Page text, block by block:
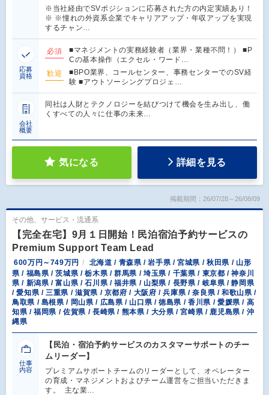
※当社経由でSVポジションに応募された方の内定実績あり！
※ ※憧れの外資系企業でキャリアアップ・年収アップを実現
するチャン…
応募
資格
必須
■マネジメントの実務経験者（業界・業種不問！） ■P
Cの基本操作（エクセル・ワード…
歓迎
■BPO業界、コールセンター、事務センターでのSV経
験 ■アウトソーシングプロジェ…
会社
概要
同社は人財とテクノロジーを結びつけて機会を生み出し、働
くすべての人々に仕事の未来…
気になる 詳細を見る
掲載期間：26/07/28～26/08/09
その他、サービス・流通系
【完全在宅】9月１日開始！民泊宿泊予約サービスの
Premium Support Team Lead
600万円～749万円
北海道 / 青森県 / 岩手県 / 宮城県 / 秋田県 / 山形
県 / 福島県 / 茨城県 / 栃木県 / 群馬県 / 埼玉県 / 千葉県 / 東京都 / 神奈川
県 / 新潟県 / 富山県 / 石川県 / 福井県 / 山梨県 / 長野県 / 岐阜県 / 静岡県
/ 愛知県 / 三重県 / 滋賀県 / 京都府 / 大阪府 / 兵庫県 / 奈良県 / 和歌山県 /
鳥取県 / 島根県 / 岡山県 / 広島県 / 山口県 / 徳島県 / 香川県 / 愛媛県 / 高
知県 / 福岡県 / 佐賀県 / 長崎県 / 熊本県 / 大分県 / 宮崎県 / 鹿児島県 / 沖
縄県
仕事
内容
【民泊・宿泊予約サービスのカスタマーサポートのチー
ムリーダー】
プレミアムサポートチームのリーダーとして、オペレーター
の育成・マネジメントおよびチーム運営をご担当いただきま
す。 主な業…